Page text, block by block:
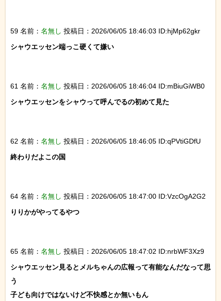
59 名前： 名無し 投稿日：2026/06/05 18:46:03 ID:hjMp62gkr
シャウエッセン端っこ硬くて嫌い
61 名前： 名無し 投稿日：2026/06/05 18:46:04 ID:mBiuGiWB0
シャウエッセンをシャウって呼んでるの初めて見た
62 名前： 名無し 投稿日：2026/06/05 18:46:05 ID:qPVtiGDfU
終わりだよこの国
64 名前： 名無し 投稿日：2026/06/05 18:47:00 ID:VzcOgA2G2
りりかがやってるやつ
65 名前： 名無し 投稿日：2026/06/05 18:47:02 ID:nrbWF3Xz9
シャウエッセン見るとメルちゃんの広報って有能なんだなって思
う
子ども向けではないけど不快感とか無いもん